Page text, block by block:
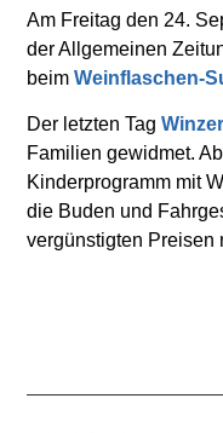
Am Freitag den 24.
der Allgemeinen
beimWeinflaschen-
Der letzten Tag
Familien gewidmet.
Kinderprogramm mit
die Buden und
vergünstigten Preisen